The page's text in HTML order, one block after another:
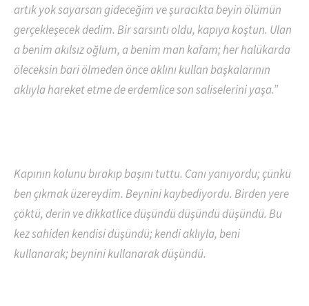
artık yok sayarsan gideceğim ve şuracıkta beyin ölümün
gerçekleşecek dedim. Bir sarsıntı oldu, kapıya koştun. Ulan
a benim akılsız oğlum, a benim man kafam; her halükarda
öleceksin bari ölmeden önce aklını kullan başkalarının
aklıyla hareket etme de erdemlice son saliselerini yaşa.”
Kapının kolunu bırakıp başını tuttu. Canı yanıyordu; çünkü
ben çıkmak üzereydim. Beynini kaybediyordu. Birden yere
çöktü, derin ve dikkatlice düşündü düşündü düşündü. Bu
kez sahiden kendisi düşündü; kendi aklıyla, beni
kullanarak; beynini kullanarak düşündü.